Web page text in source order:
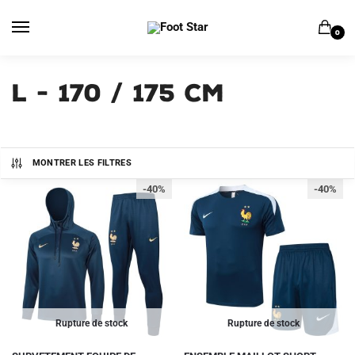
0
L - 170 / 175 cm
MONTRER LES FILTRES
Rupture de stock
-40%
Rupture de stock
-40%